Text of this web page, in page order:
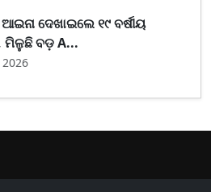
ଆଇନା ଦେଖାଇଲେ ୧୯ ବର୍ଷୀୟ
ମିଳୁଛି ବଡ଼ A...